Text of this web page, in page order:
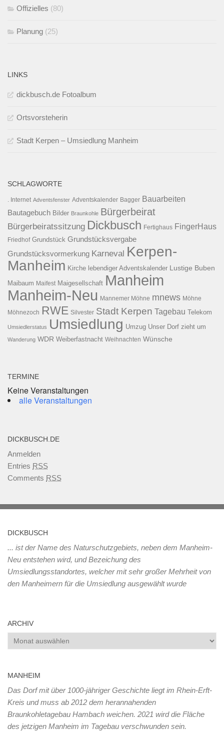
Offizielles (80)
Planung (25)
LINKS
dickbusch.de Fotoalbum
Ortsvorsteherin
Stadt Kerpen – Umsiedlung Manheim
SCHLAGWORTE
. Internet Adventsfenster Adventskalender Bagger Bauarbeiten
Bautagebuch Bilder Braunkohle Bürgerbeirat
Bürgerbeiratssitzung Dickbusch Fertighaus FingerHaus
Friedhof Grundstück Grundstücksvergabe
Grundstücksvormerkung Karneval Kerpen-
Manheim Kirche lebendiger Adventskalender Lustige Buben
Maibaum Maifest Maigesellschaft Manheim
Manheim-Neu Mannemer Möhne mnews Möhne
Möhnezoch RWE Silvester Stadt Kerpen Tagebau Telekom
Umsiedlerstatus Umsiedlung Umzug Unser Dorf zieht um
Wanderung WDR Weiberfastnacht Weihnachten Wünsche
TERMINE
Keine Veranstaltungen
alle Veranstaltungen
DICKBUSCH.DE
Anmelden
Entries RSS
Comments RSS
DICKBUSCH
... ist der Name des Naturschutzgebiets, neben dem Manheim-
Neu entstehen wird, und Bezeichung des
Umsiedlungsstandortes, welcher mit sehr großer Mehrheit von
den Manheimern für die Umsiedlung ausgewählt wurde
ARCHIV
Archiv
MANHEIM
Das Dorf mit über 1000-jähriger Geschichte liegt im Rhein-Erft-
Kreis und muss ab 2012 dem herannahenden
Braunkohletagebau Hambach weichen. 2021 wird die Fläche
des jetzigen Manheim im Tagebau verschwunden sein.